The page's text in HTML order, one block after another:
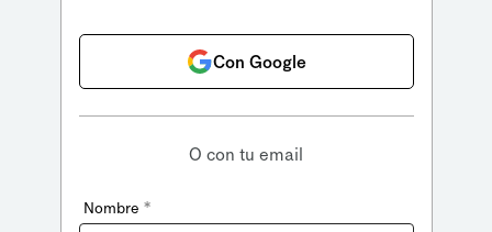
Con Google
O con tu email
Nombre *